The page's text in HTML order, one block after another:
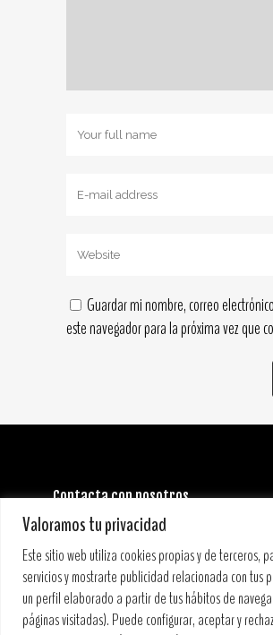
Valoramos tu privacidad
Este sitio web utiliza cookies propias y de terceros,
servicios y mostrarte publicidad relacionada con tus
un perfil elaborado a partir de tus hábitos de
páginas visitadas). Puede configurar, aceptar y
Guardar mi nombre, correo
este navegador para la próxima vez que
Contacta con nosotros
INFORMACIÓN GENERAL:
info@stoneandmusicfestival.com
PRENSA:
prensa@stoneandmusicfestival.com